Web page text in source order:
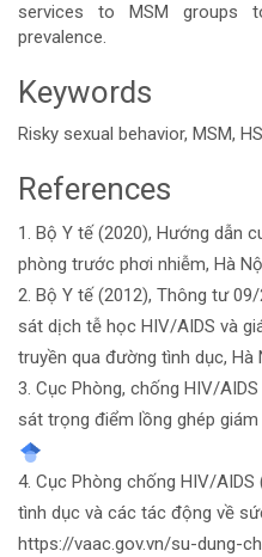
services to MSM groups
prevalence.
Keywords
Risky sexual behavior, MSM,
Article
Details
References
1. Bộ Y tế (2020), Hướng dẫn
phòng trước phơi nhiễm, Hà
2. Bộ Y tế (2012), Thông tư
sát dịch tễ học HIV/AIDS và
truyền qua đường tình dục, Hà
3. Cục Phòng, chống HIV/
sát trọng điểm lồng ghép
4. Cục Phòng chống HIV/
tình dục và các tác động về
https://vaac.gov.vn/su-dung-